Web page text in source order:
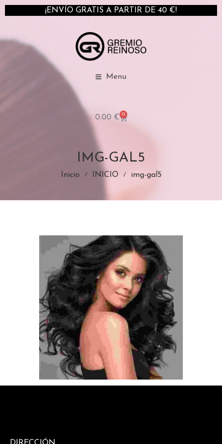
0.00 € 0
Menu
¡ENVÍO GRATIS A PARTIR DE 40 €!
IMG-GAL5
Inicio INICIO img-gal5